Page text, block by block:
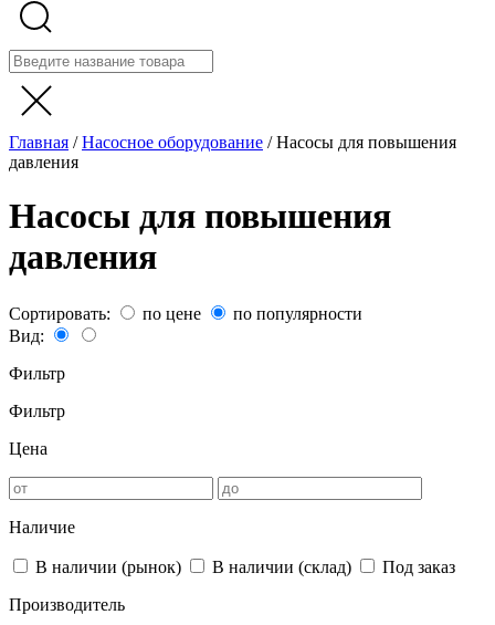
Главная /Насосное оборудование /Насосы для повышения
давления
Насосы для повышения
давления
Сортировать: по цене
по популярности
Вид:
Фильтр
Фильтр
Цена
Наличие
В наличии (рынок) В наличии (склад)
Под заказ
Производитель